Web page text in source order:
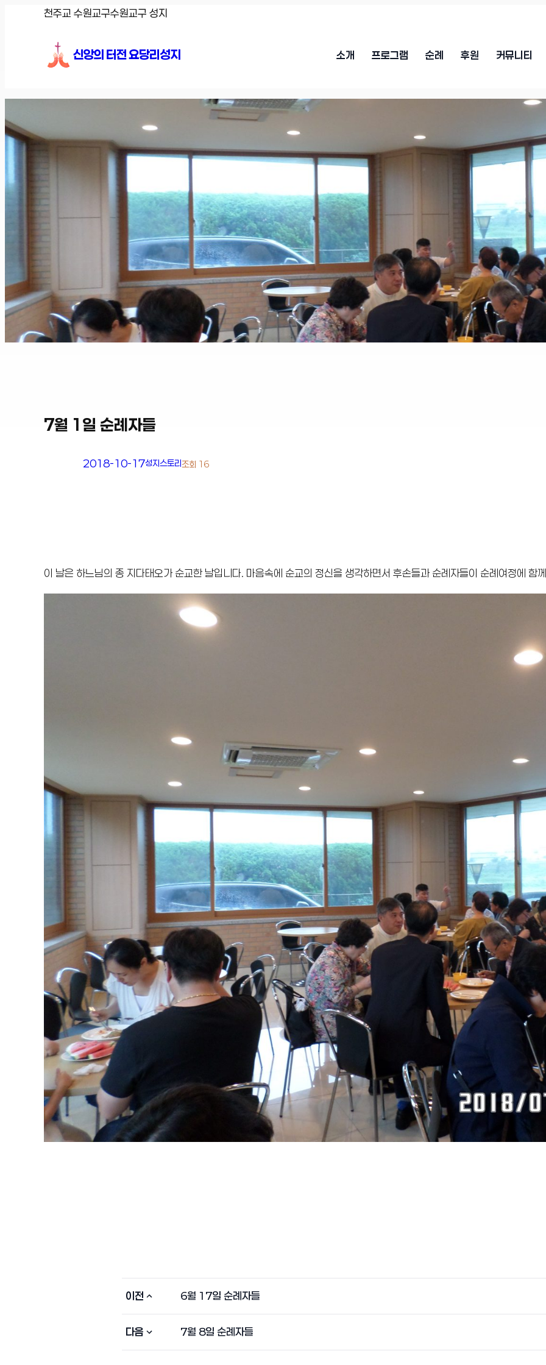
기
천주교 수원교구수원교구 성지
신앙의 터전 요당리성지 소개 프로그램 순례 후원 커뮤니티
7월 1일 순례자들
2018-10-17성지스토리조회 16
이 날은 하느님의 종 지다태오가 순교한 날입니다. 마음속에 순교의 정신을 생각하면서 후손들과 순례자들이 순례여정에 함
이전 6월 17일 순례자들
다음 7월 8일 순례자들